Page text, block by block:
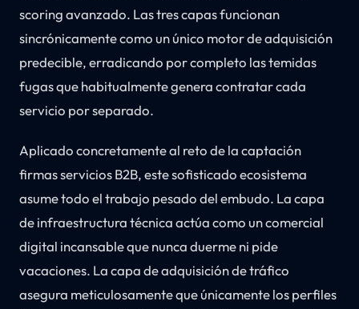
scoring avanzado. Las tres capas funcionan
sincrónicamente como un único motor de adquisición
predecible, erradicando por completo las temidas
fugas que habitualmente genera contratar cada
servicio por separado.
Aplicado concretamente al reto de la captación
firmas servicios B2B, este sofisticado ecosistema
asume todo el trabajo pesado del embudo. La capa
de infraestructura técnica actúa como un comercial
digital incansable que nunca duerme ni pide
vacaciones. La capa de adquisición de tráfico
asegura meticulosamente que únicamente los perfiles